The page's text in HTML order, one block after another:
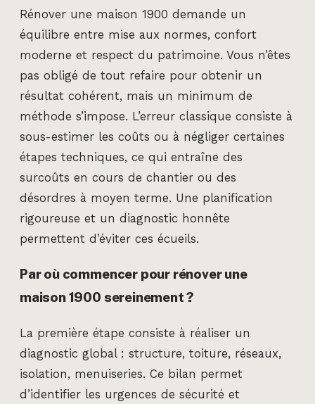
Rénover une maison 1900 demande un
équilibre entre mise aux normes, confort
moderne et respect du patrimoine. Vous n’êtes
pas obligé de tout refaire pour obtenir un
résultat cohérent, mais un minimum de
méthode s’impose. L’erreur classique consiste à
sous-estimer les coûts ou à négliger certaines
étapes techniques, ce qui entraîne des
surcoûts en cours de chantier ou des
désordres à moyen terme. Une planification
rigoureuse et un diagnostic honnête
permettent d’éviter ces écueils.
Par où commencer pour rénover une
maison 1900 sereinement ?
La première étape consiste à réaliser un
diagnostic global : structure, toiture, réseaux,
isolation, menuiseries. Ce bilan permet
d’identifier les urgences de sécurité et